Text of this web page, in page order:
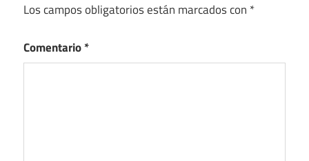
Los campos obligatorios están marcados con *
Comentario*